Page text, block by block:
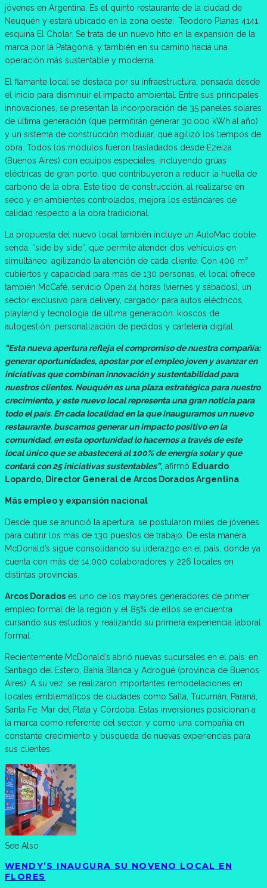
jóvenes en Argentina. Es el quinto restaurante de la ciudad de
Neuquén y estará ubicado en la zona oeste: Teodoro Planas 4141,
esquina El Cholar. Se trata de un nuevo hito en la expansión de la
marca por la Patagonia, y también en su camino hacia una
operación más sustentable y moderna.
El flamante local se destaca por su infraestructura, pensada desde
el inicio para disminuir el impacto ambiental. Entre sus principales
innovaciones, se presentan la incorporación de 35 paneles solares
de última generación (que permitirán generar 30.000 kWh al año)
y un sistema de construcción modular, que agilizó los tiempos de
obra. Todos los módulos fueron trasladados desde Ezeiza
(Buenos Aires) con equipos especiales, incluyendo grúas
eléctricas de gran porte, que contribuyeron a reducir la huella de
carbono de la obra. Este tipo de construcción, al realizarse en
seco y en ambientes controlados, mejora los estándares de
calidad respecto a la obra tradicional.
La propuesta del nuevo local también incluye un AutoMac doble
senda, “side by side”, que permite atender dos vehículos en
simultáneo, agilizando la atención de cada cliente. Con 400 m²
cubiertos y capacidad para más de 130 personas, el local ofrece
también McCafé, servicio Open 24 horas (viernes y sábados), un
sector exclusivo para delivery, cargador para autos eléctricos,
playland y tecnología de última generación: kioscos de
autogestión, personalización de pedidos y cartelería digital.
“Esta nueva apertura refleja el compromiso de nuestra compañía:
generar oportunidades, apostar por el empleo joven y avanzar en
iniciativas que combinan innovación y sustentabilidad para
nuestros clientes. Neuquén es una plaza estratégica para nuestro
crecimiento, y este nuevo local representa una gran noticia para
todo el país. En cada localidad en la que inauguramos un nuevo
restaurante, buscamos generar un impacto positivo en la
comunidad, en esta oportunidad lo hacemos a través de este
local único que se abastecerá al 100% de energía solar y que
contará con 25 iniciativas sustentables”, afirmó Eduardo
Lopardo, Director General de Arcos Dorados Argentina
Más empleo y expansión nacional
Desde que se anunció la apertura, se postularon miles de jóvenes
para cubrir los más de 130 puestos de trabajo. De esta manera,
McDonald’s sigue consolidando su liderazgo en el país, donde ya
cuenta con más de 14.000 colaboradores y 226 locales en
distintas provincias.
Arcos Dorados es uno de los mayores generadores de primer
empleo formal de la región y el 85% de ellos se encuentra
cursando sus estudios y realizando su primera experiencia laboral
formal.
Recientemente McDonald’s abrió nuevas sucursales en el país: en
Santiago del Estero, Bahía Blanca y Adrogué (provincia de Buenos
Aires). A su vez, se realizaron importantes remodelaciones en
locales emblemáticos de ciudades como Salta, Tucumán, Paraná,
Santa Fe, Mar del Plata y Córdoba. Estas inversiones posicionan a
la marca como referente del sector, y como una compañía en
constante crecimiento y búsqueda de nuevas experiencias para
sus clientes.
See Also
WENDY’S INAUGURA SU NOVENO LOCAL EN
FLORES